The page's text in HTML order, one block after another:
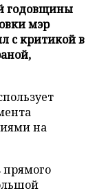
годовщины
мэр
с критикой в
на
прямого